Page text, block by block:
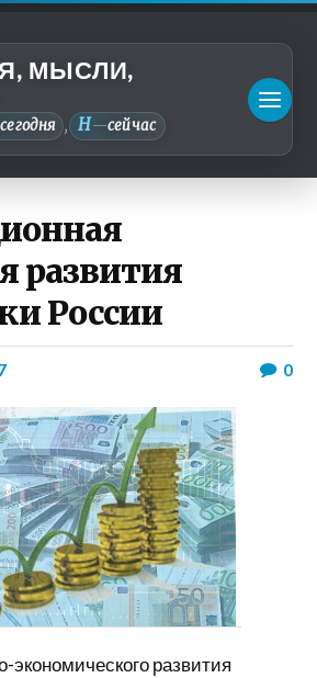
МЫСЛИ,
сегодня , Н—сейчас
развития
России
0
экономического развития